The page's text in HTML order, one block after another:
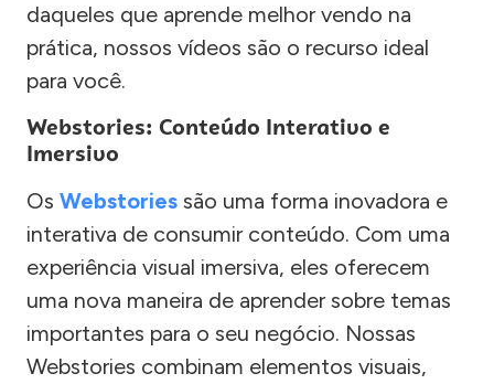
daqueles que aprende melhor vendo na
prática, nossos vídeos são o recurso ideal
para você.
Webstories: Conteúdo Interativo e
Imersivo
Os Webstories são uma forma inovadora e
interativa de consumir conteúdo. Com uma
experiência visual imersiva, eles oferecem
uma nova maneira de aprender sobre temas
importantes para o seu negócio. Nossas
Webstories combinam elementos visuais,